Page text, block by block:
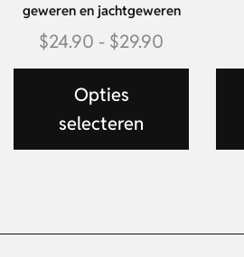
geweren en jachtgeweren
$24.90 - $29.90
Opties
selecteren